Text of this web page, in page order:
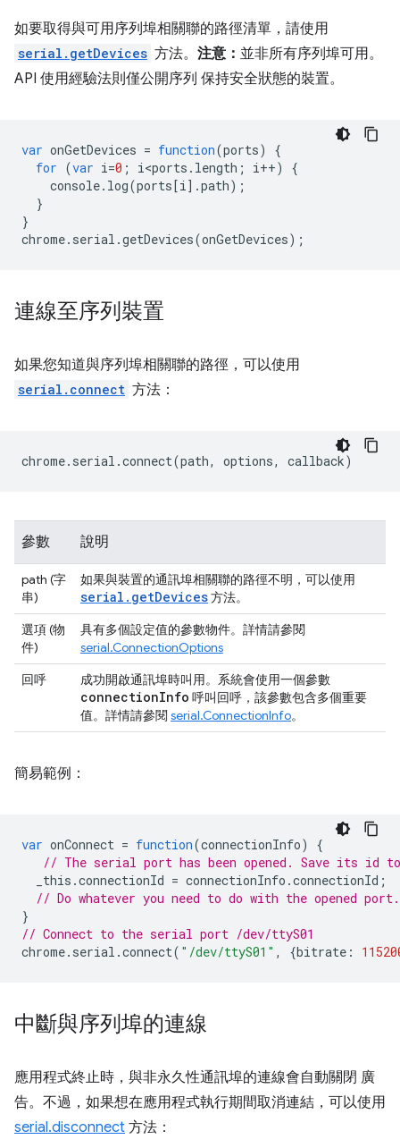
如要取得與可用序列埠相關聯的路徑清單，請使用
serial.getDevices 方法。 注意： 並非所有序列埠可用。
API 使用經驗法則僅公開序列 保持安全狀態的裝置。
var onGetDevices = function(ports)
{
for (var i=0 ; i<ports . length ; i++)
{
console. log(ports[i].path);
}
}
chrome. serial .getDevices(onGetDevices);
連線至序列裝置
如果您知道與序列埠相關聯的路徑，可以使用
serial.connect 方法：
chrome. serial .connect(path, options, callback)
參數 說明
path (字
串)
如果與裝置的通訊埠相關聯的路徑不明，可以使用
serial.getDevices方法。
選項 (物
件)
具有多個設定值的參數物件。詳情請參閱
serial.ConnectionOptions
回呼
成功開啟通訊埠時叫用。系統會使用一個參數
connectionInfo 呼叫回呼，該參數包含多個重要
值。詳情請參閱 serial.ConnectionInfo。
簡易範例：
var onConnect = function(connectionInfo)
{
// The serial port has been opened. Save its id
_this .connectionId = connectionInfo .connectionId ;
// Do whatever you need to do with the opened port.
}
// Connect to the serial port /dev/ttyS01
chrome. serial .connect( "/dev/ttyS01" , {bitrate :
中斷與序列埠的連線
應用程式終止時，與非永久性通訊埠的連線會自動關閉 廣
告。不過，如果想在應用程式執行期間取消連結，可以使用
serial.disconnect 方法：